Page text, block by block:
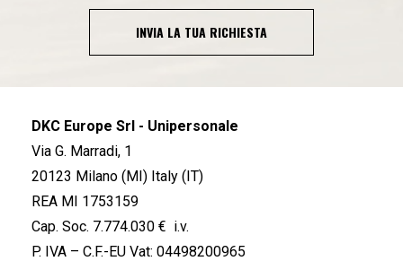
INVIA LA TUA RICHIESTA
DKC Europe Srl - Unipersonale
Via G. Marradi, 1
20123 Milano (MI) Italy (IT)
REA MI 1753159
Cap. Soc. 7.774.030 € i.v.
P. IVA – C.F.-EU Vat: 04498200965